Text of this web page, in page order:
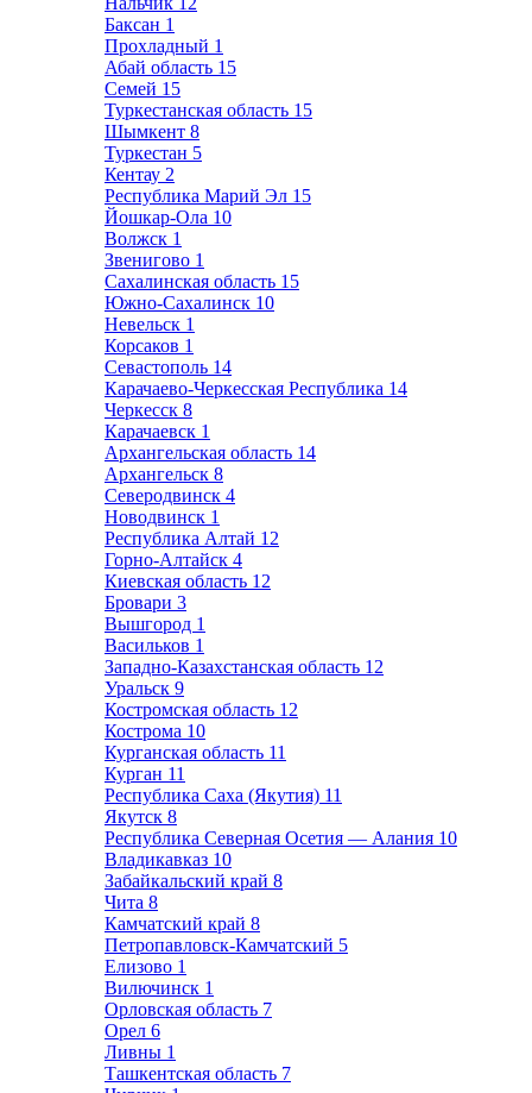
Баксан 1
Прохладный 1
Абай область 15
Семей 15
Туркестанская область 15
Шымкент 8
Туркестан 5
Кентау 2
Республика Марий Эл 15
Йошкар-Ола 10
Волжск 1
Звенигово 1
Сахалинская область 15
Южно-Сахалинск 10
Невельск 1
Корсаков 1
Севастополь 14
Карачаево-Черкесская Республика 14
Черкесск 8
Карачаевск 1
Архангельская область 14
Архангельск 8
Северодвинск 4
Новодвинск 1
Республика Алтай 12
Горно-Алтайск 4
Киевская область 12
Бровари 3
Вышгород 1
Васильков 1
Западно-Казахстанская область 12
Уральск 9
Костромская область 12
Кострома 10
Курганская область 11
Курган 11
Республика Саха (Якутия) 11
Якутск 8
Республика Северная Осетия — Алания 10
Владикавказ 10
Забайкальский край 8
Чита 8
Камчатский край 8
Петропавловск-Камчатский 5
Елизово 1
Вилючинск 1
Орловская область 7
Орел 6
Ливны 1
Ташкентская область 7